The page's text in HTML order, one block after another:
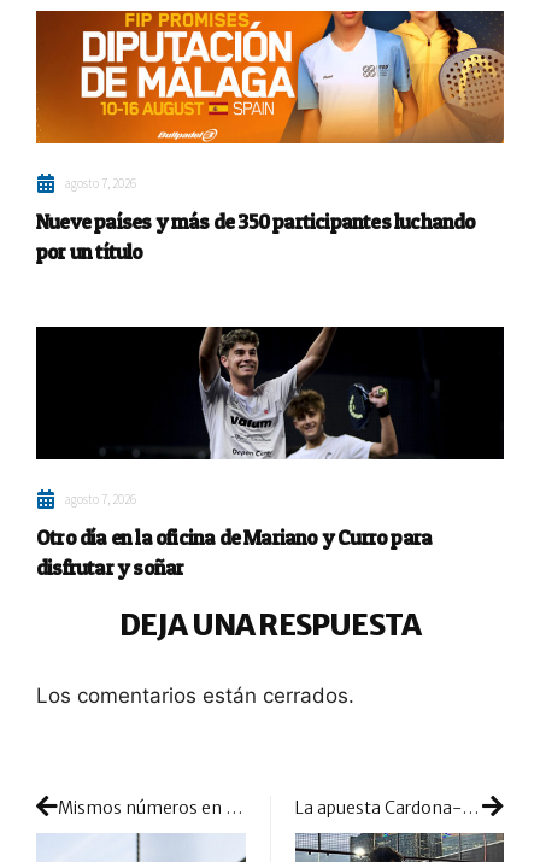
agosto 7, 2026
Nueve países y más de 350 participantes luchando
por un título
agosto 7, 2026
Otro día en la oficina de Mariano y Curro para
disfrutar y soñar
DEJA UNA RESPUESTA
Los comentarios están cerrados.
Mismos números en cuartos para las dos parejas más fuertes del ranking pero con resultados totalmente opuestos La apuesta Cardona-Ramírez tiene final: esta joven pareja tendrá nuevos proyectos por separado